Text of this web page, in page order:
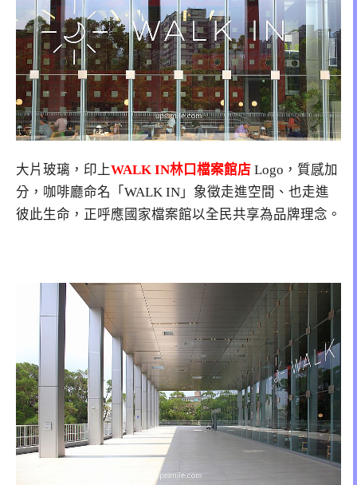
大片玻璃，印上WALK IN林口檔案館店 Logo，質感加
分，咖啡廳命名「WALK IN」象徵走進空間、也走進
彼此生命，正呼應國家檔案館以全民共享為品牌理念。